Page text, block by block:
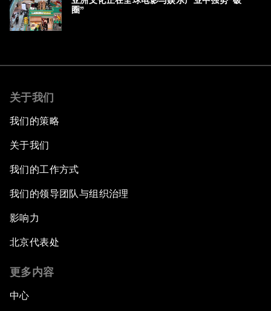
圈”
关于我们
我们的策略
关于我们
我们的工作方式
我们的领导团队与组织治理
影响力
北京代表处
更多内容
中心